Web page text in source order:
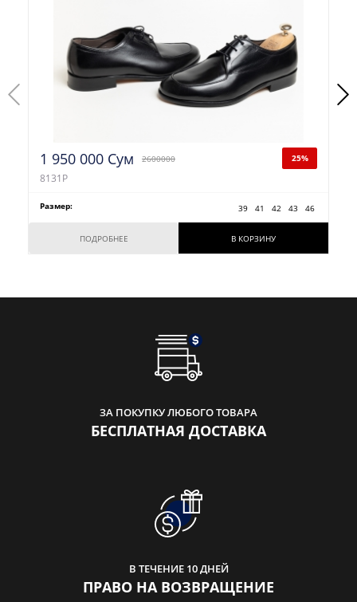
1 950 000 Сум 2600000 25%
8131P
Размер: 39 41 42 43 46
ПОДРОБНЕЕ В КОРЗИНУ
ЗА ПОКУПКУ ЛЮБОГО ТОВАРА
БЕСПЛАТНАЯ ДОСТАВКА
В ТЕЧЕНИЕ 10 ДНЕЙ
ПРАВО НА ВОЗВРАЩЕНИЕ